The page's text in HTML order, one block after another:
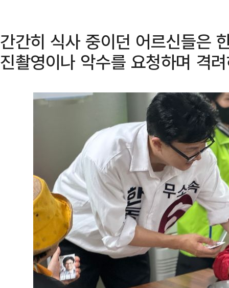
간간히 식사 중이던 어르신들은
진촬영이나 악수를 요청하며 격